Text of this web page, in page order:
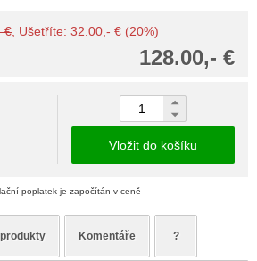
€ , Ušetříte: 32.00,- € (20%)
128.00,- €
Vložit do košíku
poplatek je započítán v ceně
Komentáře ?